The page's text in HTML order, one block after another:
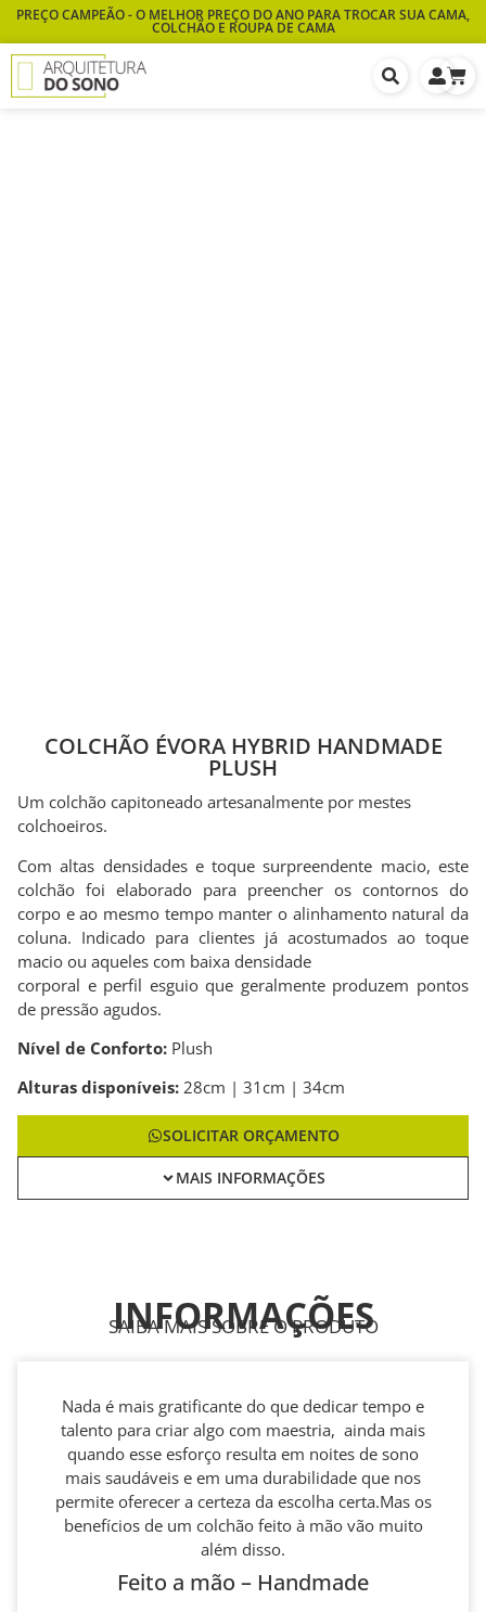
PREÇO CAMPEÃO - O MELHOR PREÇO DO ANO PARA TROCAR SUA CAMA,
COLCHÃO E ROUPA DE CAMA
COLCHÃO ÉVORA HYBRID HANDMADE
PLUSH
Um colchão capitoneado artesanalmente por mestes
colchoeiros.
Com altas densidades e toque surpreendente macio, este
colchão foi elaborado para preencher os contornos do
corpo e ao mesmo tempo manter o alinhamento natural da
coluna. Indicado para clientes já acostumados ao toque
macio ou aqueles com baixa densidade
corporal e perfil esguio que geralmente produzem pontos
de pressão agudos.
Nível de Conforto: Plush
Alturas disponíveis: 28cm | 31cm | 34cm
SOLICITAR ORÇAMENTO
MAIS INFORMAÇÕES
INFORMAÇÕES
SAIBA MAIS SOBRE O PRODUTO
Nada é mais gratificante do que dedicar tempo e
talento para criar algo com maestria, ainda mais
quando esse esforço resulta em noites de sono
mais saudáveis e em uma durabilidade que nos
permite oferecer a certeza da escolha certa.Mas os
benefícios de um colchão feito à mão vão muito
além disso.
Feito a mão – Handmade